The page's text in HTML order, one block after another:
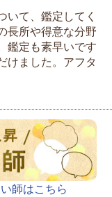
いて、鑑定してく
長所や得意な分野
鑑定も素早いです
けました。アフタ
師はこちら